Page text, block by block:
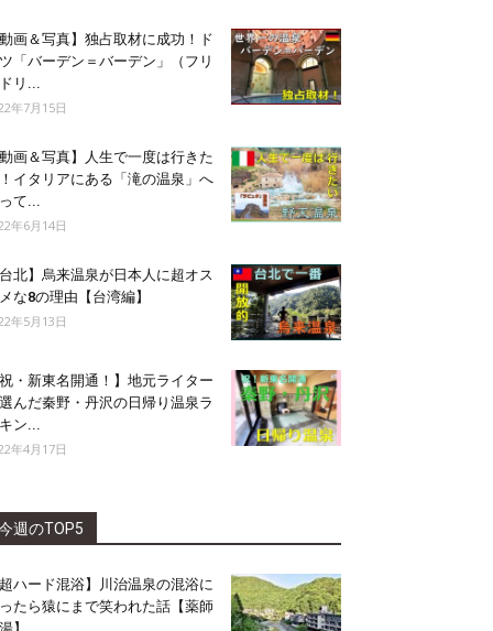
動画＆写真】独占取材に成功！ド
「バーデン＝バーデン」（フリ
リ...
年7月15日
動画＆写真】人生で一度は行きた
イタリアにある「滝の温泉」へ
て...
年6月14日
台北】烏来温泉が日本人に超オス
な8の理由【台湾編】
年5月13日
祝・新東名開通！】地元ライター
んだ秦野・丹沢の日帰り温泉ラ
ン...
年4月17日
週のTOP5
超ハード混浴】川治温泉の混浴に
たら猿にまで笑われた話【薬師